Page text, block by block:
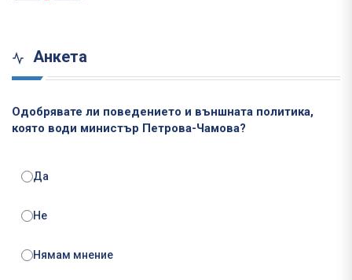
Анкета
Одобрявате ли поведението и външната политика,
която води министър Петрова-Чамова?
Да
Не
Нямам мнение